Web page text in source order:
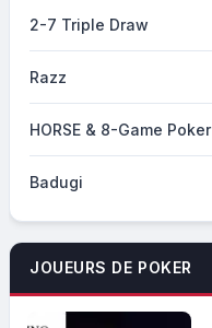
2-7 Triple Draw
Razz
HORSE & 8-Game Poker
Badugi
JOUEURS DE POKER